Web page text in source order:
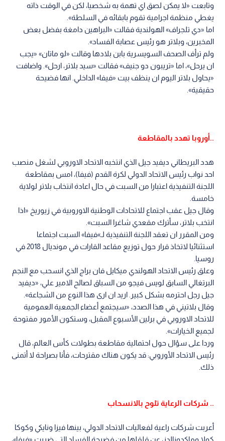
وتابعت «لا يمكن لصق اي تهمة به شخصيا، لكن في الوقت ذاته
يغطي منظمة اجرامية تقوم بابقائه في السلطة».
اما «دي تلجراف» الهولندية فقالت «البراهين دامغة بفضل بعض
المخبرين، وبلاتر هو رئيس عصابة الفساد».
ولم ترأف الصحف السويسرية بابن بلادها وقالت «لو ماتان» «يجب
ان يرحل»، اما «تريبون دو جنيف» فقالت «سيد بلاتر، ارحل». واضافت
«يحاول بلاتر اليوم ان ينظف بيت «فيفا» الداخلي. انها فضيحة
حقيقية».
..أوروبا تهدد بالمقاطعة
هدد البريطاني ديفيد جيل الذي انتخبه الاتحاد الاوروبي لشغل منصب
احد نواب رئيس الاتحاد الدولي لكرة القدم (فيفا)، امس بمقاطعة
اللجنة التنفيذية اعتبارا من السبت في حال اعادة انتخاب بلاتر لولاية
خامسة.
وقال جيل عقب اجتماع للاتحادات الوطنية الاوروبية في زيوريخ «اذا
انتخب بلاتر، سأترك مقعدي شاغرا السبت».
ومن المقرر ان تعقد اللجنة التنفيذية لـ»فيفا» السبت اجتماعا
استثنائيا لاتخاذ قرار حول توزيع مقاعد القارات في مونديال 2018 في
روسيا.
وعلق رئيس الاتحاد الهولندي ميكايل فان براج الذي انسحب مع النجم
البرتغالي السابق لويس فيجو من السباق لصالح الامير علي، «ديفيد
جيل رجل احترمه بشكل كبير. اريد ان ارى هذا النوع من الشجاعة».
وقال بلاتيني في هذا الصدد، «سيجتمع أعضاء الجمعية العمومية
للاتحاد الاوروبي في برلين الأسبوع المقبل، وستكون الأمور مفتوحة
لجميع الخيارات».
وردا على سؤال حول احتمالية مقاطعة بطولات كأس العالم، قال
رئيس الاتحاد الأوروبي: قد يكون هناك مقترحات، فأنا بصراحة لا أتمنى
ذلك.
.. شركات الرعاية تلوح بالانسحاب
أعربت شركات راعية لفعاليات الاتحاد الدولي، بينها فيزا ونايكي وكوكا
كولا وماكدونالدز، عن قلقلها من فضيحة الفساد التي ضربت «فيفا»،